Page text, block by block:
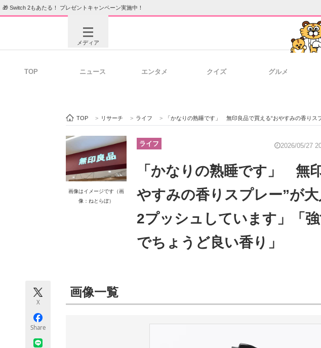
🎁 Switch 2もあたる！ プレゼントキャンペーン実施中！
メディア
ビジネスと働き方のヒント
企業向けIT製品の総合サイト IT製
エレクトロニクス専門サイト
TOP ニュース エンタメ クイズ グルメ
TOP > リサーチ > ライフ > 「かなりの熟睡です」 無印良品で買える“おやすみの香りスプレー”が大人気！「毎晩枕
画像はイメージです（画
像：ねとらぼ）
ライフ 2026/05/27
「かなりの熟睡です」 無
やすみの香りスプレー”が
2プッシュしています」「
でちょうど良い香り」
X
Share
画像一覧